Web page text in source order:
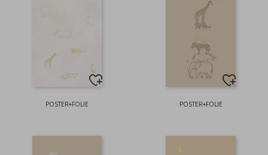
POSTER+FOLIE POSTER+FOLIE